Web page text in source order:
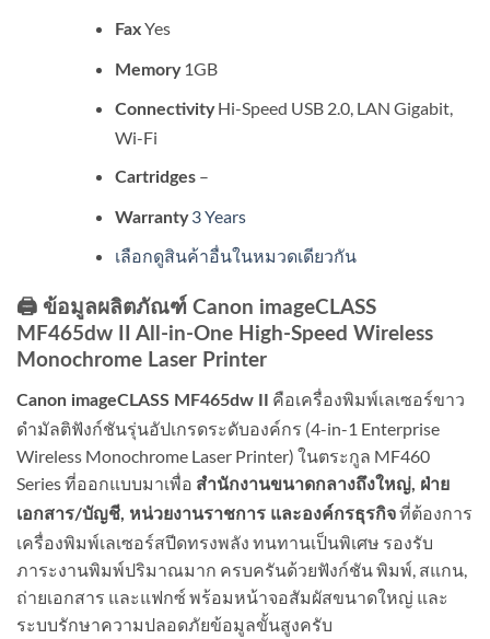
FaxYes
Memory1GB
ConnectivityHi-Speed USB 2.0, LAN Gigabit,
Wi-Fi
Cartridges–
Warranty 3 Years
เลือกดูสินค้าอื่นในหมวดเดียวกัน
🖨️ ข้อมูลผลิตภัณฑ์ Canon imageCLASS
MF465dw II All-in-One High-Speed Wireless
Monochrome Laser Printer
Canon imageCLASS MF465dw II
คือเครื่องพิมพ์เลเซอร์ขาว
ดำมัลติฟังก์ชันรุ่นอัปเกรดระดับองค์กร (4-in-1 Enterprise
Wireless Monochrome Laser Printer) ในตระกูล MF460
Series ที่ออกแบบมาเพื่อ สำนักงานขนาดกลางถึงใหญ่, ฝ่าย
เอกสาร/บัญชี, หน่วยงานราชการ และองค์กรธุรกิจที่ต้องการ
เครื่องพิมพ์เลเซอร์สปีดทรงพลัง ทนทานเป็นพิเศษ รองรับ
ภาระงานพิมพ์ปริมาณมาก ครบครันด้วยฟังก์ชัน พิมพ์, สแกน,
ถ่ายเอกสาร และแฟกซ์ พร้อมหน้าจอสัมผัสขนาดใหญ่ และ
ระบบรักษาความปลอดภัยข้อมูลขั้นสูงครับ